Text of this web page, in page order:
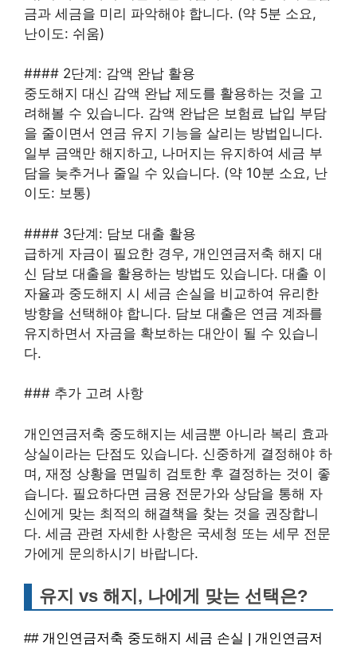
금과 세금을 미리 파악해야 합니다. (약 5분 소요,
난이도: 쉬움)
#### 2단계: 감액 완납 활용
중도해지 대신 감액 완납 제도를 활용하는 것을 고
려해볼 수 있습니다. 감액 완납은 보험료 납입 부담
을 줄이면서 연금 유지 기능을 살리는 방법입니다.
일부 금액만 해지하고, 나머지는 유지하여 세금 부
담을 늦추거나 줄일 수 있습니다. (약 10분 소요, 난
이도: 보통)
#### 3단계: 담보 대출 활용
급하게 자금이 필요한 경우, 개인연금저축 해지 대
신 담보 대출을 활용하는 방법도 있습니다. 대출 이
자율과 중도해지 시 세금 손실을 비교하여 유리한
방향을 선택해야 합니다. 담보 대출은 연금 계좌를
유지하면서 자금을 확보하는 대안이 될 수 있습니
다.
### 추가 고려 사항
개인연금저축 중도해지는 세금뿐 아니라 복리 효과
상실이라는 단점도 있습니다. 신중하게 결정해야 하
며, 재정 상황을 면밀히 검토한 후 결정하는 것이 좋
습니다. 필요하다면 금융 전문가와 상담을 통해 자
신에게 맞는 최적의 해결책을 찾는 것을 권장합니
다. 세금 관련 자세한 사항은 국세청 또는 세무 전문
가에게 문의하시기 바랍니다.
유지 vs 해지, 나에게 맞는 선택은?
## 개인연금저축 중도해지 세금 손실 | 개인연금저